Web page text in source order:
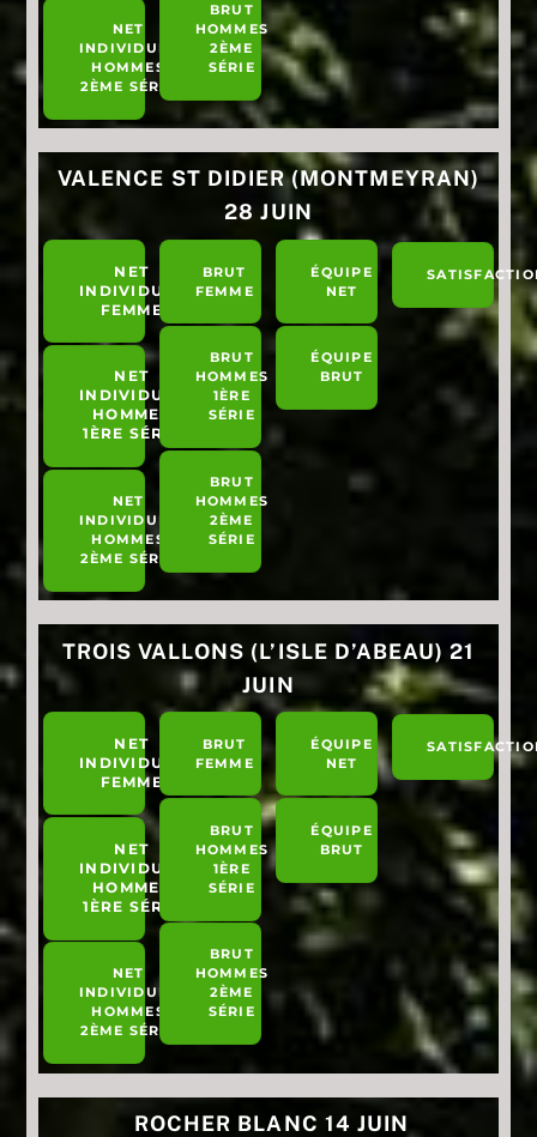
NET
INDIVIDUEL
HOMMES
2ÈME SÉRIE
BRUT
HOMMES
2ÈME
SÉRIE
VALENCE ST DIDIER (MONTMEYRAN)
28 JUIN
NET
INDIVIDUEL
FEMME
NET
INDIVIDUEL
HOMMES
1ÈRE SÉRIE
NET
INDIVIDUEL
HOMMES
2ÈME SÉRIE
BRUT
FEMME
BRUT
HOMMES
1ÈRE
SÉRIE
BRUT
HOMMES
2ÈME
SÉRIE
ÉQUIPE
NET
ÉQUIPE
BRUT
TROIS VALLONS (L’ISLE D’ABEAU) 21
JUIN
NET
INDIVIDUEL
FEMME
NET
INDIVIDUEL
HOMMES
1ÈRE SÉRIE
NET
INDIVIDUEL
HOMMES
2ÈME SÉRIE
BRUT
FEMME
BRUT
HOMMES
1ÈRE
SÉRIE
BRUT
HOMMES
2ÈME
SÉRIE
ÉQUIPE
NET
ÉQUIPE
BRUT
ROCHER BLANC 14 JUIN